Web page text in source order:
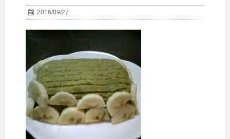
2016/09/27